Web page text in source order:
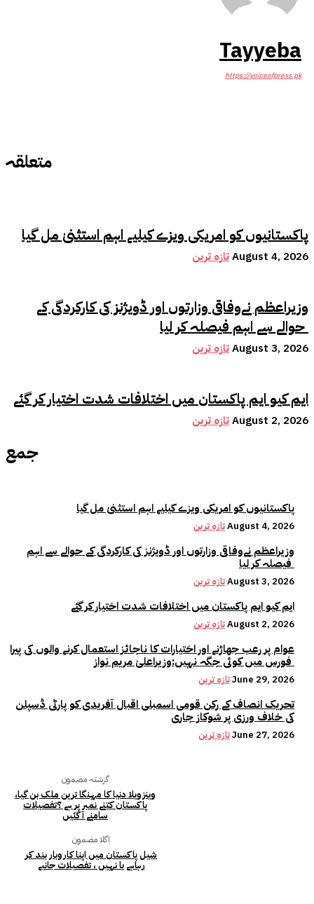
متعلقہ
پاکستانیوں کو امریکی ویزے کیلیے اہم استثنیٰ مل گیا
تازہ ترینAugust 4, 2026
وزیراعظم نےوفاقی وزارتوں اور ڈویژنز کی کارکردگی کے
تازہ ترینAugust 3, 2026
ایم کیو ایم پاکستان میں اختلافات شدت اختیار کر گئے
تازہ ترینAugust 2, 2026
جمع
پاکستانیوں کو امریکی ویزے کیلیے اہم استثنیٰ مل گیا
تازہ ترینAugust 4, 2026
وزیراعظم نےوفاقی وزارتوں اور ڈویژنز کی کارکردگی کے حوالے سے اہم
تازہ ترینAugust 3, 2026
ایم کیو ایم پاکستان میں اختلافات شدت اختیار کر گئے
تازہ ترینAugust 2, 2026
عوام پر رعب جھاڑنے اور اختیارات کا ناجائز استعمال کرنے والوں کی پیرا
تازہ ترینJune 29, 2026
تحریک انصاف کے رکن قومی اسمبلی اقبال آفریدی کو پارٹی ڈسپلن
کی خلاف ورزی پر شوکاز جاری
تازہ ترینJune 27, 2026
Tayyeba
https://voiceofpress.pk
گزشتہ مضمون
وینزویلا دنیا کا مہنگا ترین ملک بن گیا،
پاکستان کتنے نمبر پر ہے ؟تفصیلات
سامنے آ گئیں
اگلا مضمون
شیل پاکستان میں اپنا کاروبار بند کر
رہاہے یا نہیں ، تفصیلات جانیے